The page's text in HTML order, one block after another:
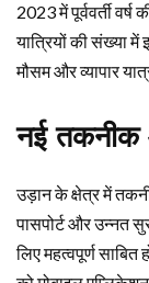
2023 में पूर्ववर्ती
यात्रियों की संख्या में
मौसम और व्यापार
नई तकनीक
उड़ान के क्षेत्र में
पासपोर्ट और उन्नत
लिए महत्वपूर्ण